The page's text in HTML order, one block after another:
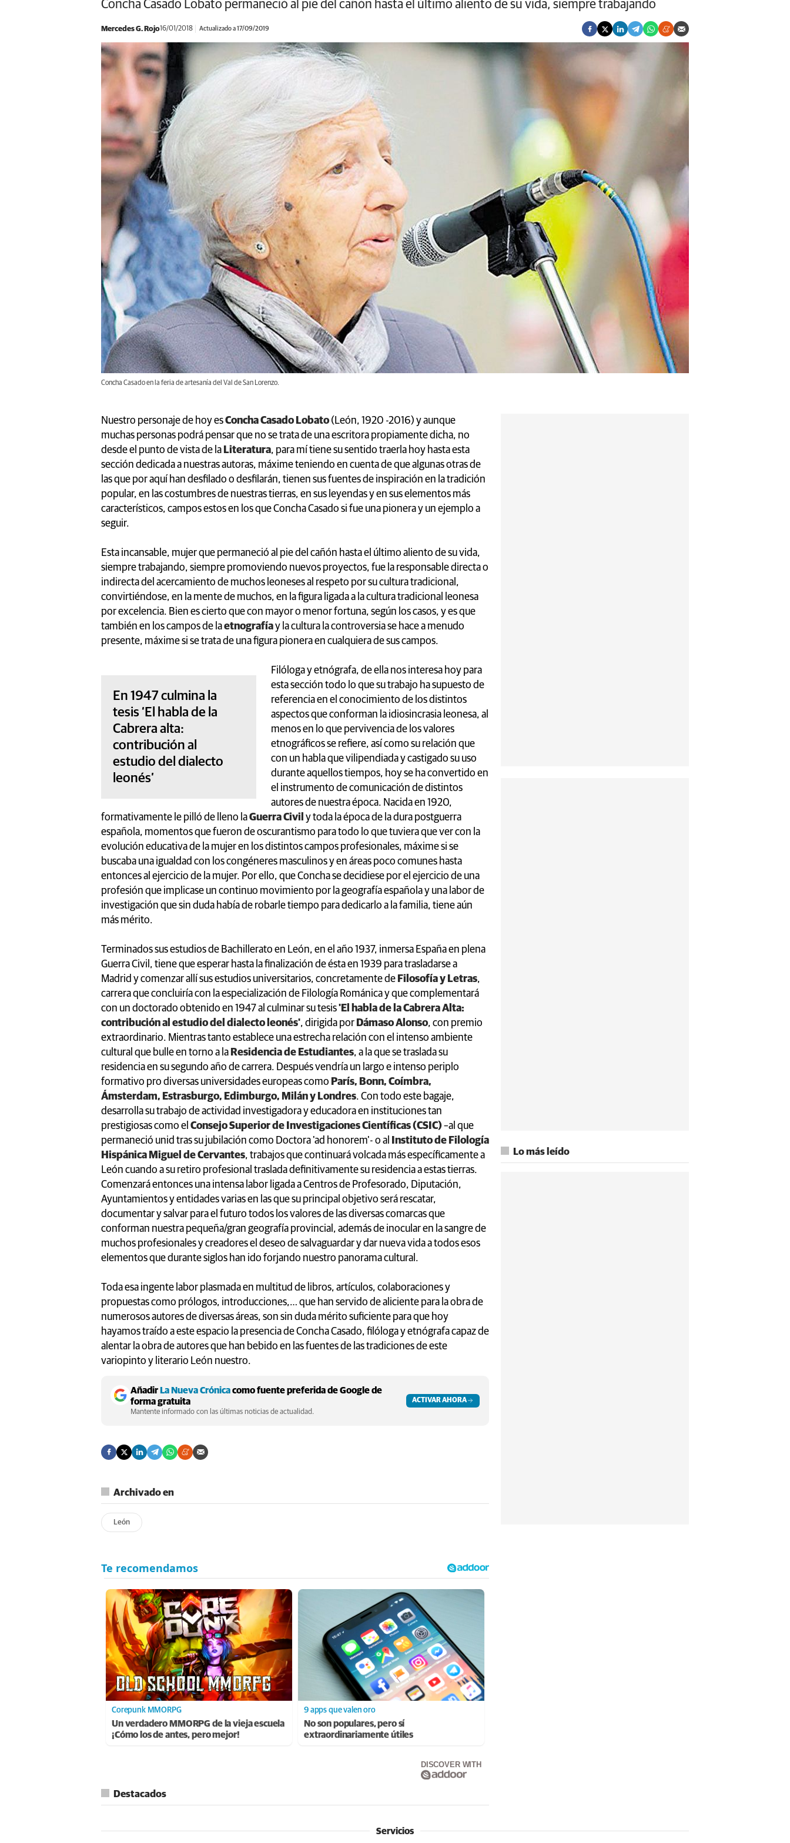
Concha Casado Lobato permaneció al pie del cañón hasta el último aliento de su vida, siempre trabajando
Mercedes G. Rojo16/01/2018 Actualizado a 17/09/2019
Concha Casado en la feria de artesanía del Val de San Lorenzo.
Nuestro personaje de hoy esConcha Casado Lobato (León, 1920 -2016) y aunque
muchas personas podrá pensar que no se trata de una escritora propiamente dicha, no
desde el punto de vista de la Literatura, para mí tiene su sentido traerla hoy hasta esta
sección dedicada a nuestras autoras, máxime teniendo en cuenta de que algunas otras de
las que por aquí han desfilado o desfilarán, tienen sus fuentes de inspiración en la tradición
popular, en las costumbres de nuestras tierras, en sus leyendas y en sus elementos más
característicos, campos estos en los que Concha Casado si fue una pionera y un ejemplo a
seguir.
Esta incansable, mujer que permaneció al pie del cañón hasta el último aliento de su vida,
siempre trabajando, siempre promoviendo nuevos proyectos, fue la responsable directa o
indirecta del acercamiento de muchos leoneses al respeto por su cultura tradicional,
convirtiéndose, en la mente de muchos, en la figura ligada a la cultura tradicional leonesa
por excelencia. Bien es cierto que con mayor o menor fortuna, según los casos, y es que
también en los campos de laetnografíay la cultura la controversia se hace a menudo
presente, máxime si se trata de una figura pionera en cualquiera de sus campos.
En 1947 culmina la
tesis ‘El habla de la
Cabrera alta:
contribución al
estudio del dialecto
leonés’
Filóloga y etnógrafa, de ella nos interesa hoy para
esta sección todo lo que su trabajo ha supuesto de
referencia en el conocimiento de los distintos
aspectos que conforman la idiosincrasia leonesa, al
menos en lo que pervivencia de los valores
etnográficos se refiere, así como su relación que
con un habla que vilipendiada y castigado su uso
durante aquellos tiempos, hoy se ha convertido en
el instrumento de comunicación de distintos
autores de nuestra época. Nacida en 1920,
formativamente le pilló de lleno laGuerra Civil y toda la época de la dura postguerra
española, momentos que fueron de oscurantismo para todo lo que tuviera que ver con la
evolución educativa de la mujer en los distintos campos profesionales, máxime si se
buscaba una igualdad con los congéneres masculinos y en áreas poco comunes hasta
entonces al ejercicio de la mujer. Por ello, que Concha se decidiese por el ejercicio de una
profesión que implicase un continuo movimiento por la geografía española y una labor de
investigación que sin duda había de robarle tiempo para dedicarlo a la familia, tiene aún
más mérito.
Terminados sus estudios de Bachillerato en León, en el año 1937, inmersa España en plena
Guerra Civil, tiene que esperar hasta la finalización de ésta en 1939 para trasladarse a
Madrid y comenzar allí sus estudios universitarios, concretamente de Filosofía y Letras,
carrera que concluiría con la especialización de Filología Románica y que complementará
con un doctorado obtenido en 1947 al culminar su tesis'El habla de la Cabrera Alta:
contribución al estudio del dialecto leonés', dirigida por Dámaso Alonso, con premio
extraordinario. Mientras tanto establece una estrecha relación con el intenso ambiente
cultural que bulle en torno a la Residencia de Estudiantes, a la que se traslada su
residencia en su segundo año de carrera. Después vendría un largo e intenso periplo
formativo pro diversas universidades europeas como París, Bonn, Coímbra,
Ámsterdam, Estrasburgo, Edimburgo, Milán y Londres. Con todo este bagaje,
desarrolla su trabajo de actividad investigadora y educadora en instituciones tan
prestigiosas como el Consejo Superior de Investigaciones Científicas (CSIC)–al que
permaneció unid tras su jubilación como Doctora 'ad honorem'- o al
Instituto de Filología
Hispánica Miguel de Cervantes, trabajos que continuará volcada más específicamente a
León cuando a su retiro profesional traslada definitivamente su residencia a estas tierras.
Comenzará entonces una intensa labor ligada a Centros de Profesorado, Diputación,
Ayuntamientos y entidades varias en las que su principal objetivo será rescatar,
documentar y salvar para el futuro todos los valores de las diversas comarcas que
conforman nuestra pequeña/gran geografía provincial, además de inocular en la sangre de
muchos profesionales y creadores el deseo de salvaguardar y dar nueva vida a todos esos
elementos que durante siglos han ido forjando nuestro panorama cultural.
Toda esa ingente labor plasmada en multitud de libros, artículos, colaboraciones y
propuestas como prólogos, introducciones,… que han servido de aliciente para la obra de
numerosos autores de diversas áreas, son sin duda mérito suficiente para que hoy
hayamos traído a este espacio la presencia de Concha Casado, filóloga y etnógrafa capaz de
alentar la obra de autores que han bebido en las fuentes de las tradiciones de este
variopinto y literario León nuestro.
AñadirLa Nueva Crónicacomo fuente preferida de Google de
forma gratuita
Mantente informado con las últimas noticias de actualidad.
ACTIVAR AHORA
Archivado en
León
Corepunk MMORPG
Un verdadero MMORPG de la vieja escuela
¡Cómo los de antes, pero mejor!
9 apps que valen oro
No son populares, pero sí
extraordinariamente útiles
DISCOVER WITH
Destacados
Lo más leído
Servicios